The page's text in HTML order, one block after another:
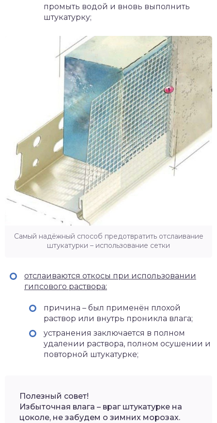
промыть водой и вновь выполнить
штукатурку;
Самый надёжный способ предотвратить отслаивание
штукатурки – использование сетки
отслаиваются откосы при использовании
гипсового раствора:
причина – был применён плохой
раствор или внутрь проникла влага;
устранения заключается в полном
удалении раствора, полном осушении и
повторной штукатурке;
Полезный совет!
Избыточная влага – враг штукатурке на
цоколе, не забудем о зимних морозах.